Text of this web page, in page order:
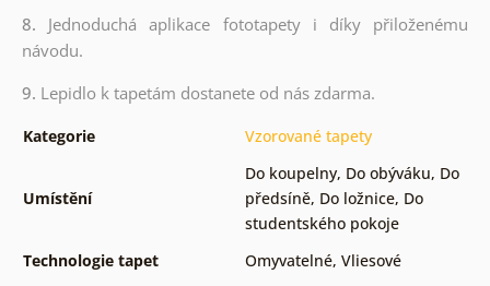
8. Jednoduchá aplikace fototapety i díky přiloženému
návodu.
9. Lepidlo k tapetám dostanete od nás zdarma.
Kategorie Vzorované tapety
Umístění
Do koupelny, Do obýváku, Do
předsíně, Do ložnice, Do
studentského pokoje
Technologie tapet
Omyvatelné, Vliesové